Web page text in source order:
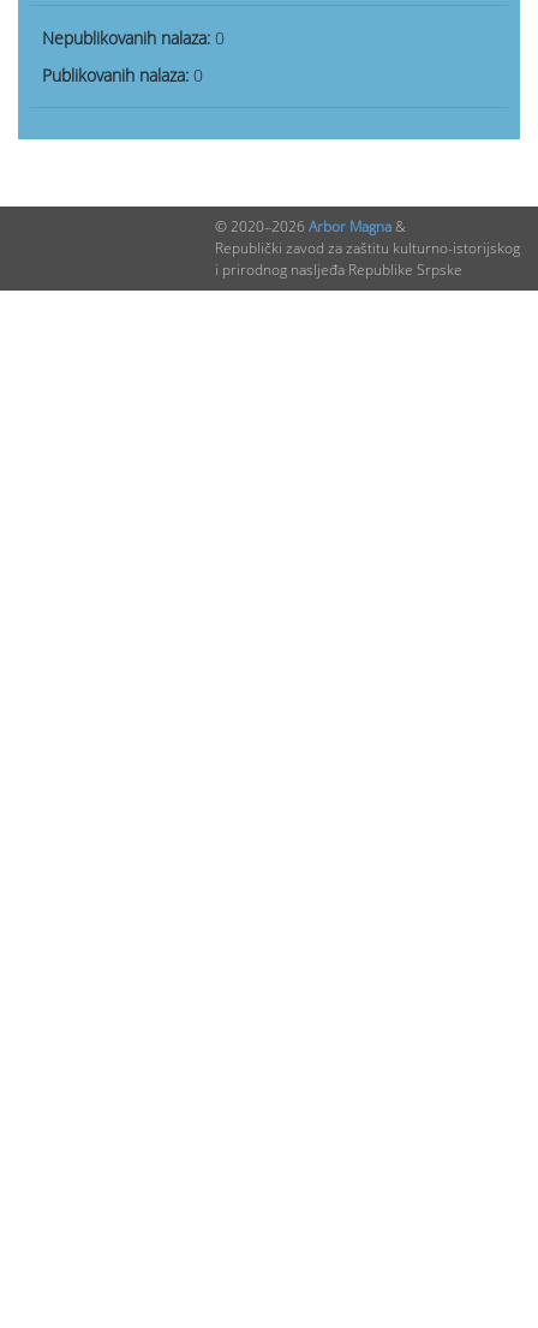
Nepublikovanih nalaza: 0
Publikovanih nalaza: 0
© 2020–2026 Arbor Magna&
Republički zavod za zaštitu kulturno-istorijskog
i prirodnog nasljeđa Republike Srpske